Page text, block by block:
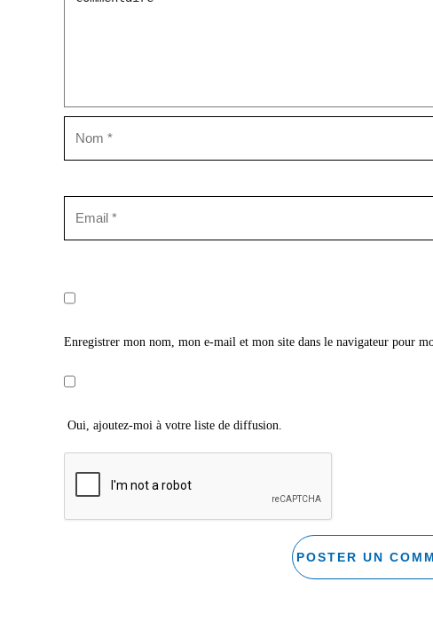
Enregistrer mon nom, mon e-mail et mon site dans le navigateur pour
Oui, ajoutez-moi à votre liste de diffusion.